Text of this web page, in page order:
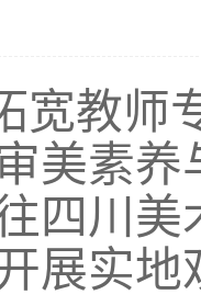
宽教师
美素养
四川
展实地